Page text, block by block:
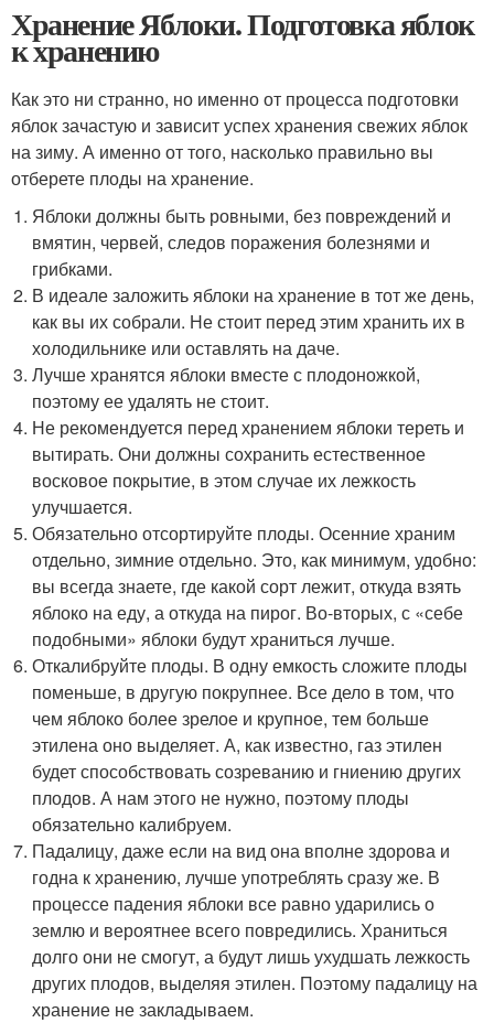
Хранение Яблоки. Подготовка яблок
к хранению
Как это ни странно, но именно от процесса подготовки
яблок зачастую и зависит успех хранения свежих яблок
на зиму. А именно от того, насколько правильно вы
отберете плоды на хранение.
Яблоки должны быть ровными, без повреждений и
вмятин, червей, следов поражения болезнями и
грибками.
В идеале заложить яблоки на хранение в тот же день,
как вы их собрали. Не стоит перед этим хранить их в
холодильнике или оставлять на даче.
Лучше хранятся яблоки вместе с плодоножкой,
поэтому ее удалять не стоит.
Не рекомендуется перед хранением яблоки тереть и
вытирать. Они должны сохранить естественное
восковое покрытие, в этом случае их лежкость
улучшается.
Обязательно отсортируйте плоды. Осенние храним
отдельно, зимние отдельно. Это, как минимум, удобно:
вы всегда знаете, где какой сорт лежит, откуда взять
яблоко на еду, а откуда на пирог. Во-вторых, с «себе
подобными» яблоки будут храниться лучше.
Откалибруйте плоды. В одну емкость сложите плоды
поменьше, в другую покрупнее. Все дело в том, что
чем яблоко более зрелое и крупное, тем больше
этилена оно выделяет. А, как известно, газ этилен
будет способствовать созреванию и гниению других
плодов. А нам этого не нужно, поэтому плоды
обязательно калибруем.
Падалицу, даже если на вид она вполне здорова и
годна к хранению, лучше употреблять сразу же. В
процессе падения яблоки все равно ударились о
землю и вероятнее всего повредились. Храниться
долго они не смогут, а будут лишь ухудшать лежкость
других плодов, выделяя этилен. Поэтому падалицу на
хранение не закладываем.